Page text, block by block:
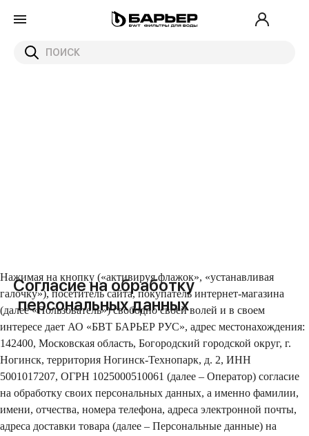
Согласие на обработку
персональных данных
Нажимая на кнопку («активируя флажок», «устанавливая
галочку»), посетитель сайта, покупатель интернет-магазина
(далее «Пользователь») свободно своей волей и в своем
интересе дает АО «БВТ БАРЬЕР РУС», адрес местонахождения:
142400, Московская область, Богородский городской округ, г.
Ногинск, территория Ногинск-Технопарк, д. 2, ИНН
5001017207, ОГРН 1025000510061 (далее – Оператор) согласие
на обработку своих персональных данных, а именно фамилии,
имени, отчества, номера телефона, адреса электронной почты,
адреса доставки товара (далее – Персональные данные) на